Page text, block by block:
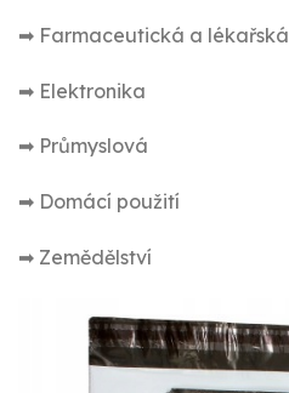
➡ Farmaceutická a lékařská
➡ Elektronika
➡ Průmyslová
➡ Domácí použití
➡ Zemědělství